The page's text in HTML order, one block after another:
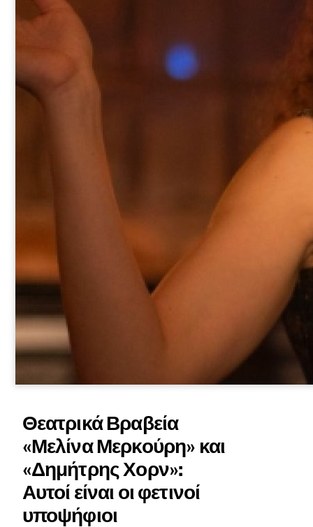
Θεατρικά Βραβεία
«Μελίνα Μερκούρη» και
«Δημήτρης Χορν»:
Αυτοί είναι οι φετινοί
υποψήφιοι